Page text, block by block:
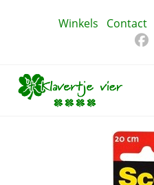
Winkels Contact